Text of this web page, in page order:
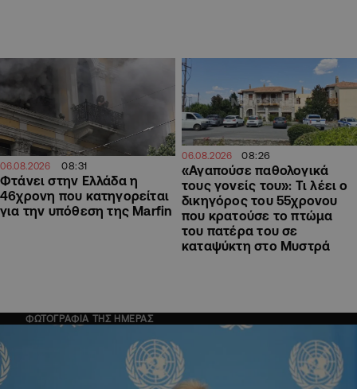
06.08.2026 08:31
Φτάνει στην Ελλάδα η
46χρονη που κατηγορείται
για την υπόθεση της Marfin
06.08.2026 08:26
«Αγαπούσε παθολογικά
τους γονείς του»: Τι λέει ο
δικηγόρος του 55χρονου
που κρατούσε το πτώμα
του πατέρα του σε
καταψύκτη στο Μυστρά
ΦΩΤΟΓΡΑΦΙΑ ΤΗΣ ΗΜΕΡΑΣ